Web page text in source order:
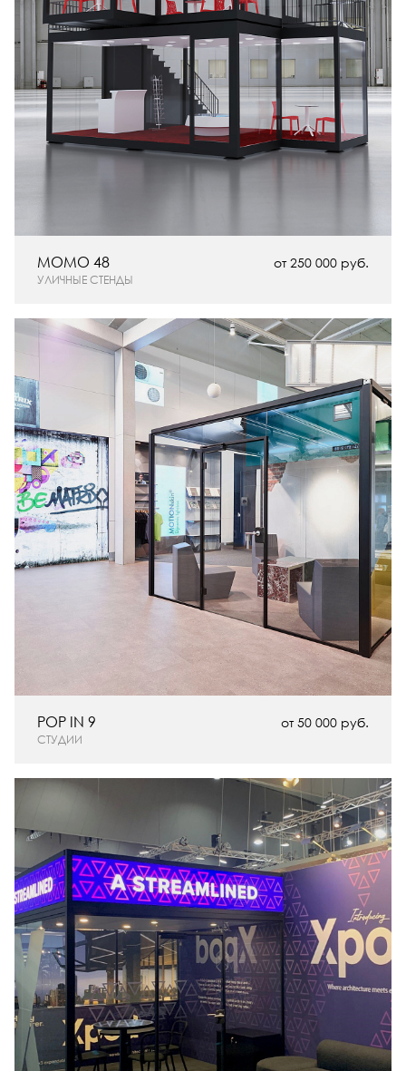
от 250 000 руб.
УЛИЧНЫЕ СТЕНДЫ
MOMO 48
от 50 000 руб.
СТУДИИ
POP IN 9